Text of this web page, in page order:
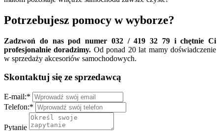
Potrzebujesz pomocy w wyborze?
Zadzwoń do nas pod numer 032 / 419 32 79 i chętnie Ci
profesjonalnie doradzimy. Od ponad 20 lat mamy doświadczenie
w sprzedaży akcesoriów samochodowych.
Skontaktuj się ze sprzedawcą
E-mail:*
Telefon:*
Pytanie